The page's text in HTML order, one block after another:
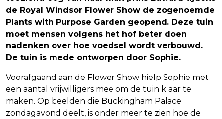
de Royal Windsor Flower Show de zogenoemde
Plants with Purpose Garden geopend. Deze tuin
moet mensen volgens het hof beter doen
nadenken over hoe voedsel wordt verbouwd.
De tuin is mede ontworpen door Sophie.
Voorafgaand aan de Flower Show hielp Sophie met
een aantal vrijwilligers mee om de tuin klaar te
maken. Op beelden die Buckingham Palace
zondagavond deelt, is onder meer te zien hoe de